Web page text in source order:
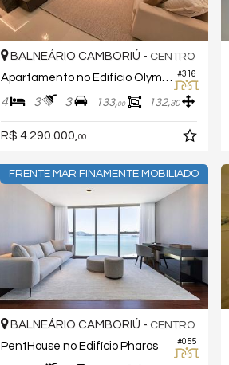
#316
BALNEÁRIO CAMBORIÚ - CENTRO
4 3 3 133,00 132,30
R$ 4.290.000, 00
FRENTE MAR FINAMENTE MOBILIADO
#055
BALNEÁRIO CAMBORIÚ - CENTRO
PentHouse no Edifício Pharos